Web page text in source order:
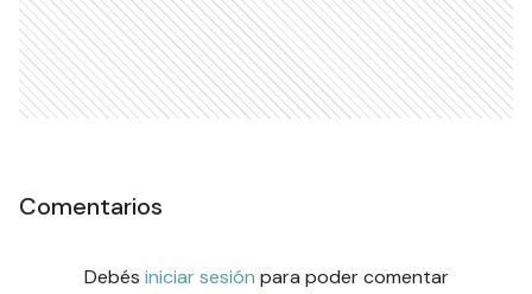
Comentarios
Debés iniciar sesión para poder comentar